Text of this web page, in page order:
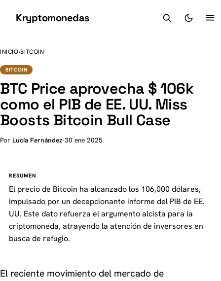
Kryptomonedas
INICIO›BITCOIN
BITCOIN
BTC Price aprovecha $ 106k
como el PIB de EE. UU. Miss
Boosts Bitcoin Bull Case
Por Lucía Fernández·30 ene 2025
RESUMEN
El precio de Bitcoin ha alcanzado los 106,000 dólares,
impulsado por un decepcionante informe del PIB de EE.
UU. Este dato refuerza el argumento alcista para la
criptomoneda, atrayendo la atención de inversores en
busca de refugio.
El reciente movimiento del mercado de